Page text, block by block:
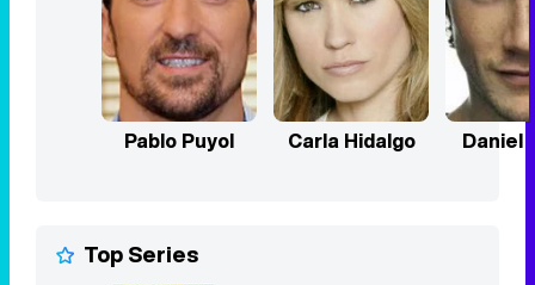
Pablo Puyol Carla Hidalgo Daniel
Top Series